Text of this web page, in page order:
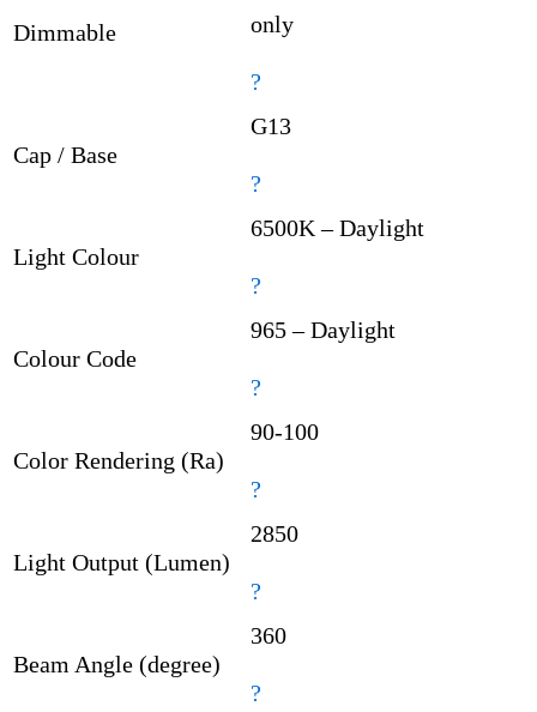
Dimmable
only
?
Cap / Base
G13
?
Light Colour
6500K – Daylight
?
Colour Code
965 – Daylight
?
Color Rendering (Ra)
90-100
?
Light Output (Lumen)
2850
?
Beam Angle (degree)
360
?